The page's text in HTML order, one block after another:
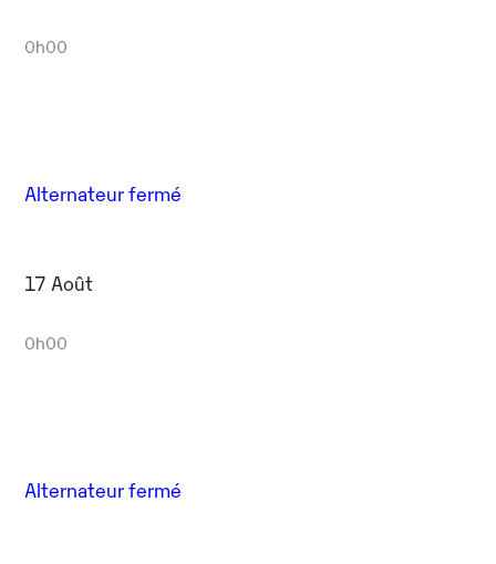
0h00
Alternateur fermé
17 Août
0h00
Alternateur fermé